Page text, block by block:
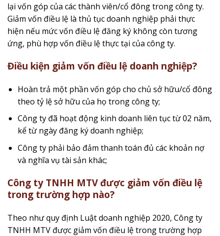
lại vốn góp của các thành viên/cổ đông trong công ty.
Giảm vốn điều lệ là thủ tục doanh nghiệp phải thực
hiện nếu mức vốn điều lệ đăng ký không còn tương
ứng, phù hợp vốn điều lệ thực tại của công ty.
Điều kiện giảm vốn điều lệ doanh nghiệp?
Hoàn trả một phần vốn góp cho chủ sở hữu/cổ đông
theo tỷ lệ sở hữu của họ trong công ty;
Công ty đã hoạt động kinh doanh liên tục từ 02 năm,
kể từ ngày đăng ký doanh nghiệp;
Công ty phải bảo đảm thanh toán đủ các khoản nợ
và nghĩa vụ tài sản khác;
Công ty TNHH MTV được giảm vốn điều lệ
trong trường hợp nào?
Theo như quy định Luật doanh nghiệp 2020, Công ty
TNHH MTV được giảm vốn điều lệ trong trường hợp